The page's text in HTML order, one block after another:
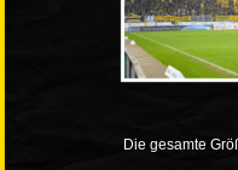
Die gesamte